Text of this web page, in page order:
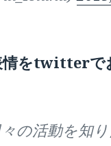
情をtwitterで
の活動を知り